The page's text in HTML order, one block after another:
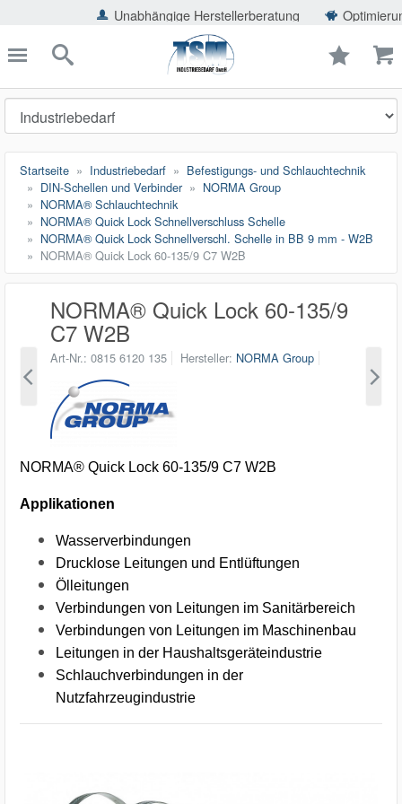
Unabhängige Herstellerberatung Optimierung der
schließen
Suche
Startseite Industriebedarf
Befestigungs- und Schlauchtechnik
DIN-Schellen und Verbinder
NORMA Group
NORMA® Schlauchtechnik
NORMA® Quick Lock Schnellverschluss Schelle
NORMA® Quick Lock Schnellverschl. Schelle in BB 9 mm - W2B
NORMA® Quick Lock 60-135/9 C7 W2B
NORMA® Quick Lock 60-135/9
C7 W2B
Art-Nr. 0815 6120 135 Hersteller NORMA Group
NORMA® Quick Lock 60-135/9 C7 W2B
Applikationen
Wasserverbindungen
Drucklose Leitungen und Entlüftungen
Ölleitungen
Verbindungen von Leitungen im Sanitärbereich
Verbindungen von Leitungen im Maschinenbau
Leitungen in der Haushaltsgeräteindustrie
Schlauchverbindungen in der
Nutzfahrzeugindustrie